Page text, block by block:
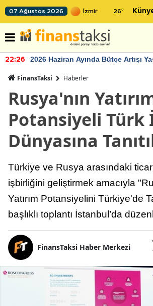
07 Ağustos 2026 26°
22:26 2026 Haziran Ayında Bütçe Artışı
FinansTaksi Haberler
Rusya'nın
Potansiyeli Türk
Dünyasına
Türkiye ve Rusya arasındaki
işbirliğini geliştirmek amacıyla
Yatırım Potansiyelini Türkiye'de
başlıklı toplantı İstanbul’da
FinansTaksi Haber Merkezi